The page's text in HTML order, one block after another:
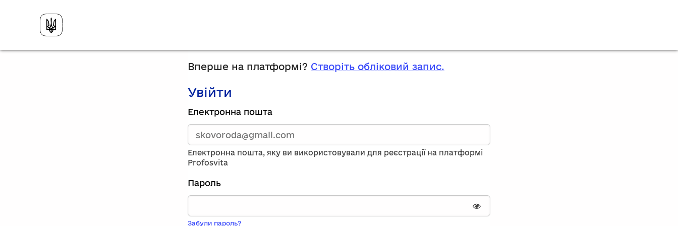
Вперше на платформі? Створіть обліковий запис.
Увійти
Зареєструйтесь,
використавши
електронну
адресу
та
пароль.
Якщо
вас
немає
запису,
Електронна пошта
Електронна пошта, яку ви використовували для реєстрації на платформі
Profosvita
Пароль
Показати пароль
Забули пароль?